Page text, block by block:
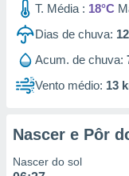
utilizar
criar
medir
T. Média : 18°C
Dias de chuva: 12
Acum. de chuva:
Vento médio: 13
Nascer e Pôr
Nascer do sol